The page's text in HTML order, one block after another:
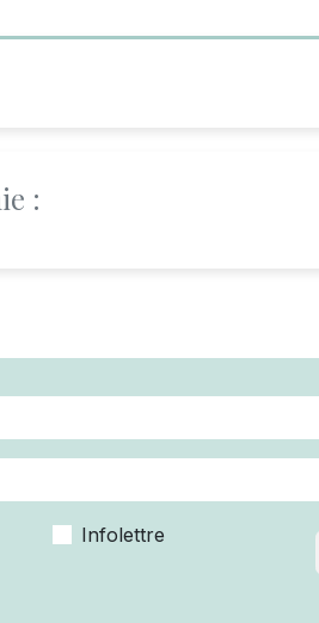
:
Infolettre